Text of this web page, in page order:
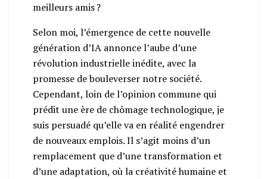
meilleurs amis ?
Selon moi, l’émergence de cette nouvelle
génération d’IA annonce l’aube d’une
révolution industrielle inédite, avec la
promesse de bouleverser notre société.
Cependant, loin de l’opinion commune qui
prédit une ère de chômage technologique, je
suis persuadé qu’elle va en réalité engendrer
de nouveaux emplois. Il s’agit moins d’un
remplacement que d’une transformation et
d’une adaptation, où la créativité humaine et